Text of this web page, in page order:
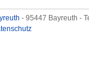
- 95447 Bayreuth -